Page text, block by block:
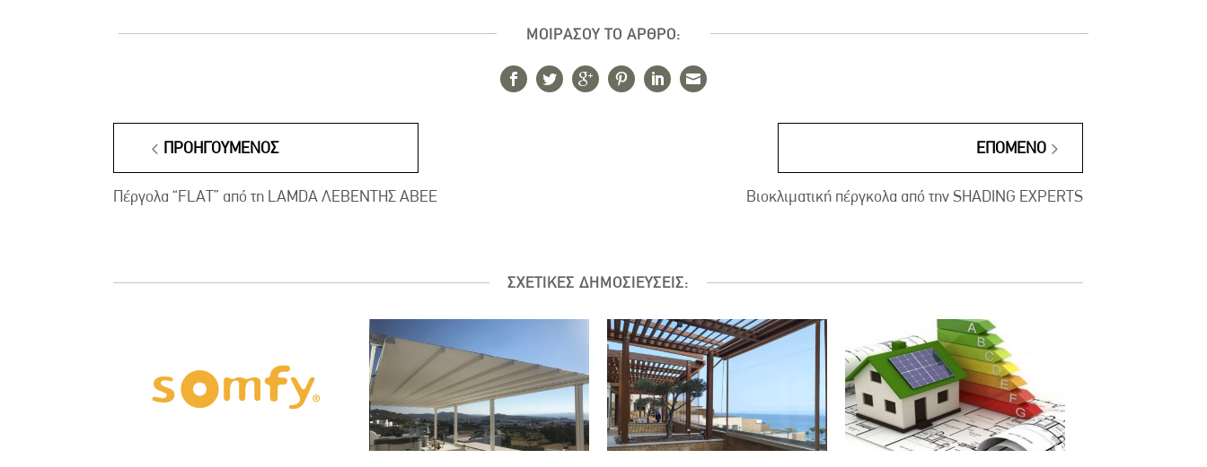
ΜΟΙΡΑΣΟΥ ΤΟ ΑΡΘΡΟ:
ΠΡΟΗΓΟΎΜΕΝΟΣ
Πέργολα “FLAT” από τη LAMDA ΛΕΒΕΝΤΗΣ ΑΒΕΕ
ΕΠΌΜΕΝΟ
Βιοκλιματική πέργκολα από την SHADING EXPERTS
ΣΧΕΤΙΚΕΣ ΔΗΜΟΣΙΕΥΣΕΙΣ: